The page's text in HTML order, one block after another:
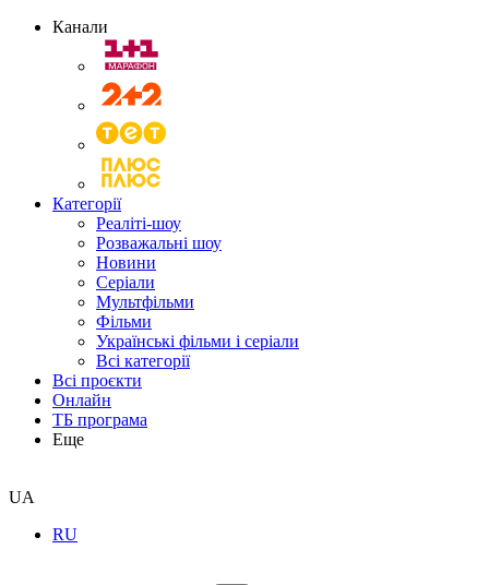
Канали
Категорії
Реаліті-шоу
Розважальні шоу
Новини
Серіали
Мультфільми
Фільми
Українські фільми і серіали
Всі категорії
Всі проєкти
Онлайн
ТБ програма
Еще
UA
RU